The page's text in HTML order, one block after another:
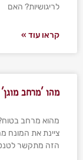
לריגושיות? האם
קראו עוד »
מהו 'מרחב
מהוא מרחב
ציינת את המונח
הזה מתקשר